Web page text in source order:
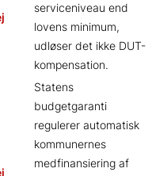
serviceniveau end
lovens minimum,
udløser det ikke DUT-
kompensation.
Statens
budgetgaranti
regulerer automatisk
kommunernes
medfinansiering af